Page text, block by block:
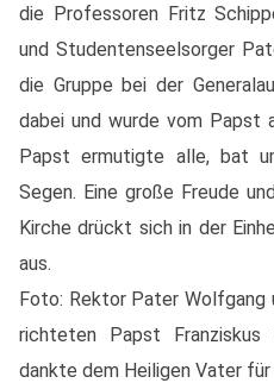
die Professoren Fritz
und Studentenseelsorger
die Gruppe bei der
dabei und wurde vom Papst
Papst ermutigte alle, bat
Segen. Eine große Freude
Kirche drückt sich in der
aus.
Foto: Rektor Pater Wolfgang
richteten Papst
dankte dem Heiligen Vater